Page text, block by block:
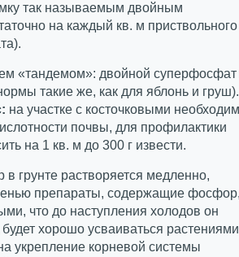
так называемым двойным
на каждый кв. м приствольного
«тандемом»: двойной суперфосфат
такие же, как для яблонь и груш).
на участке с косточковыми
почвы, для профилактики
на 1 кв. м до 300 г извести.
в грунте растворяется медленно,
препараты, содержащие
что до наступления холодов он
хорошо усваиваться растениями
укрепление корневой системы